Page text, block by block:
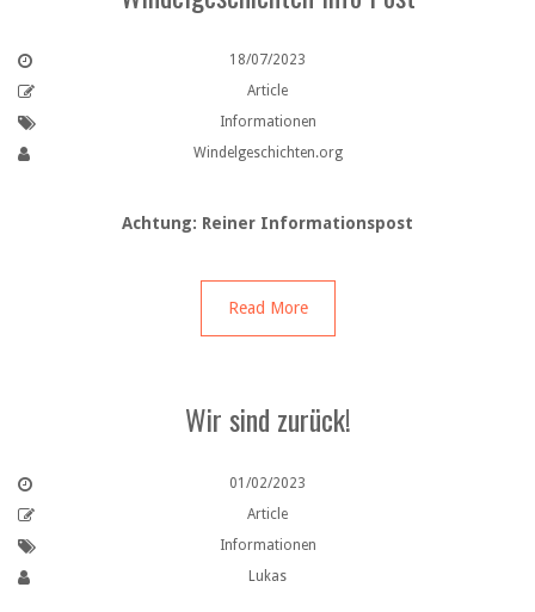
18/07/2023
Article
Informationen
Windelgeschichten.org
Achtung: Reiner Informationspost
Read More
Wir sind zurück!
01/02/2023
Article
Informationen
Lukas